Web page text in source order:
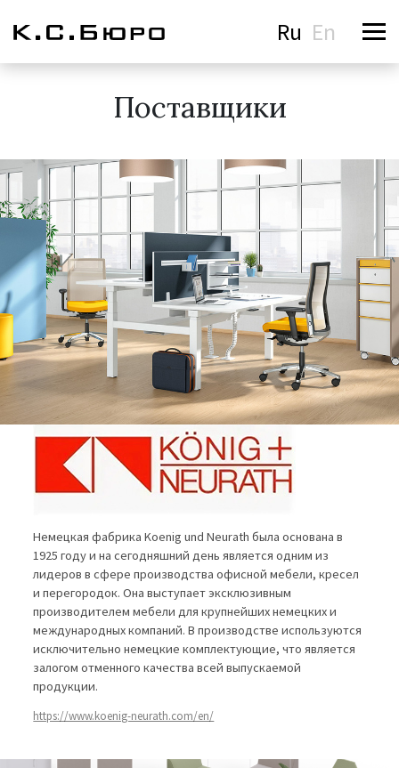
Ru En
Поставщики
Немецкая фабрика Koenig und Neurath была основана в
1925 году и на сегодняшний день является одним из
лидеров в сфере производства офисной мебели, кресел
и перегородок. Она выступает эксклюзивным
производителем мебели для крупнейших немецких и
международных компаний. В производстве используются
исключительно немецкие комплектующие, что является
залогом отменного качества всей выпускаемой
продукции.
https://www.koenig-neurath.com/en/